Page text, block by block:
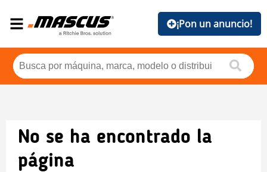
¡Pon un anuncio!
No se ha encontrado la
página